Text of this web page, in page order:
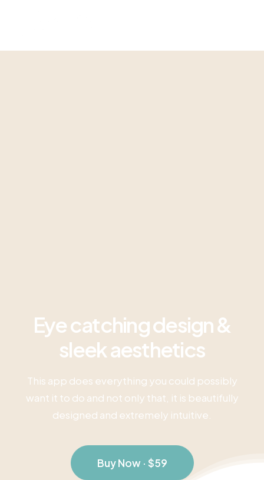
Eye catching design &
sleek aesthetics
This app does everything you could possibly
want it to do and not only that, it is beautifully
designed and extremely intuitive.
Buy Now · $59